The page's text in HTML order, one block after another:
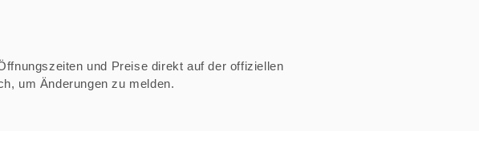
und Preise direkt auf der offiziellen
um Änderungen zu melden.